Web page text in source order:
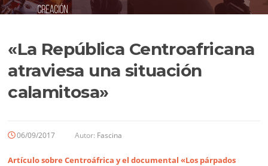
«La República Centroafricana
atraviesa una situación
calamitosa»
06/09/2017 Autor: Fascina
Artículo sobre Centroáfrica y el documental «Los párpados